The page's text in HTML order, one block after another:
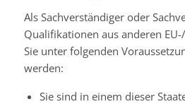
Als Sachverständiger oder
Qualifikationen aus anderen
Sie unter folgenden
werden:
Sie sind in einem dieser